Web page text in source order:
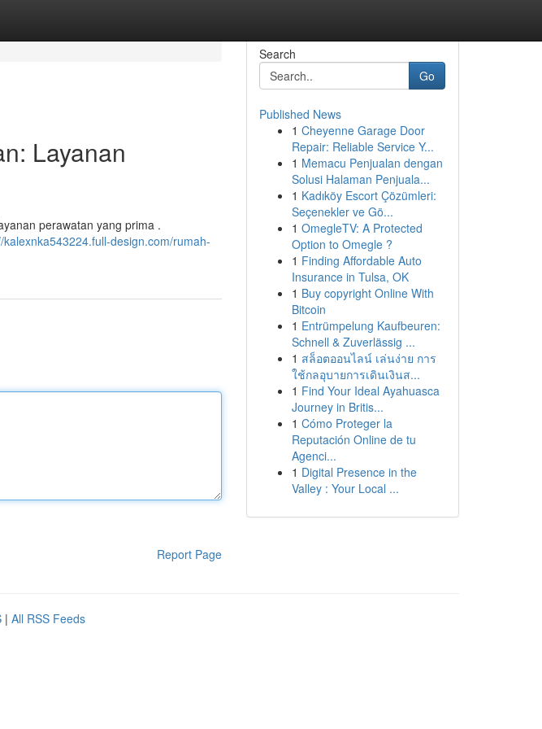
Layanan
perawatan yang prima .
kalexnka543224.full-design.com/rumah-
Report Page
Search
Go
Published News
1 Cheyenne Garage Door
Repair: Reliable Service Y...
1 Memacu Penjualan dengan
Solusi Halaman Penjuala...
1 Kadıköy Escort Çözümleri:
Seçenekler ve Gö...
1 OmegleTV: A Protected
Option to Omegle ?
1 Finding Affordable Auto
Insurance in Tulsa, OK
1 Buy copyright Online With
Bitcoin
1 Entrümpelung Kaufbeuren:
Schnell & Zuverlässig ...
1 สล็อตออนไลน์ เล่นง่าย การ
ใช้กลอุบายการเดินเงินส...
1 Find Your Ideal Ayahuasca
Journey in Britis...
1 Cómo Proteger la
Reputación Online de tu
Agenci...
1 Digital Presence in the
Valley : Your Local ...
| All RSS Feeds